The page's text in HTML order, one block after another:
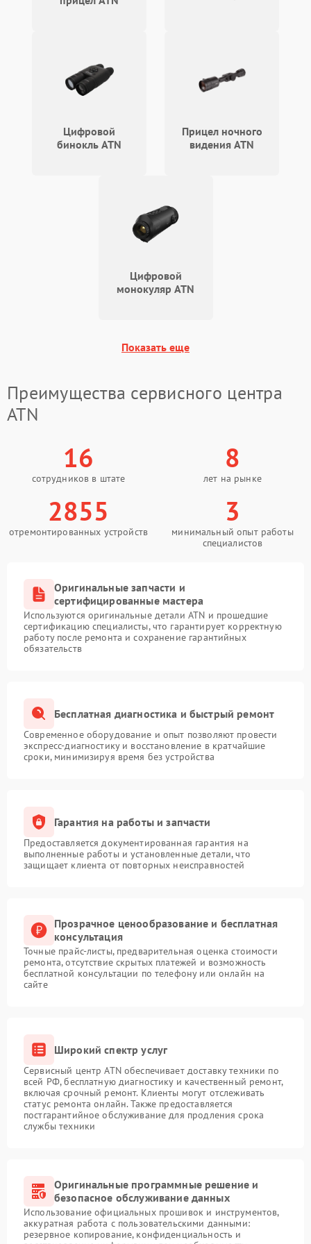
Повреждение системы
защиты от перегрева
Подробнее →
защиты от
перенапряжения
Подробнее →
1500 ₽
Поломка системы защиты
1500 ₽
Цифровой
бинокль ATN
Прицел ночного
видения ATN
Цифровой
монокуляр ATN
Показать еще
Преимущества сервисного центра
ATN
16
сотрудников в штате
8
лет на рынке
2855
отремонтированных устройств
3
минимальный опыт работы
специалистов
Оригинальные запчасти и
сертифицированные мастера
Используются оригинальные детали ATN и прошедшие
сертификацию специалисты, что гарантирует корректную
работу после ремонта и сохранение гарантийных
обязательств
Бесплатная диагностика и быстрый ремонт
Современное оборудование и опыт позволяют провести
экспресс-диагностику и восстановление в кратчайшие
сроки, минимизируя время без устройства
Гарантия на работы и запчасти
Предоставляется документированная гарантия на
выполненные работы и установленные детали, что
защищает клиента от повторных неисправностей
Прозрачное ценообразование и бесплатная
консультация
Точные прайс-листы, предварительная оценка стоимости
ремонта, отсутствие скрытых платежей и возможность
бесплатной консультации по телефону или онлайн на
сайте
Широкий спектр услуг
Сервисный центр ATN обеспечивает доставку техники по
всей РФ, бесплатную диагностику и качественный ремонт,
включая срочный ремонт. Клиенты могут отслеживать
статус ремонта онлайн. Также предоставляется
постгарантийное обслуживание для продления срока
службы техники
Оригинальные программные решение и
безопасное обслуживание данных
Использование официальных прошивок и инструментов,
аккуратная работа с пользовательскими данными:
резервное копирование, конфиденциальность и